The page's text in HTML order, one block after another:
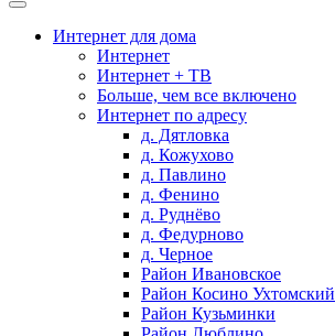
Интернет для дома
Интернет
Интернет + ТВ
Больше, чем все включено
Интернет по адресу
д. Дятловка
д. Кожухово
д. Павлино
д. Фенино
д. Руднёво
д. Федурново
д. Черное
Район Ивановское
Район Косино Ухтомский
Район Кузьминки